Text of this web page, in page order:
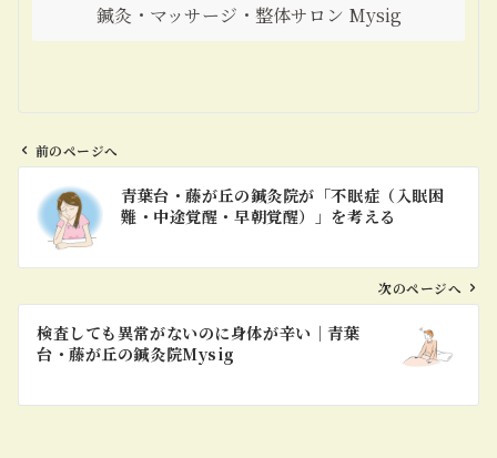
鍼灸・マッサージ・整体サロン Mysig
ビ
ン
前のページへ
青葉台・藤が丘の鍼灸院が「不眠症（入眠困
難・中途覚醒・早朝覚醒）」を考える
次のページへ
検査しても異常がないのに身体が辛い｜青葉
台・藤が丘の鍼灸院Mysig